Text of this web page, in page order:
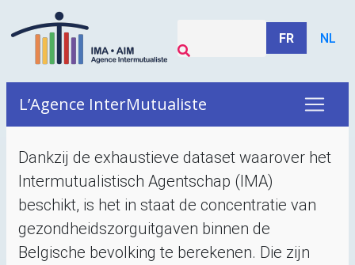
FR NL
L’Agence InterMutualiste
Dankzij de exhaustieve dataset waarover het
Intermutualistisch Agentschap (IMA)
beschikt, is het in staat de concentratie van
gezondheidszorguitgaven binnen de
Belgische bevolking te berekenen. Die zijn